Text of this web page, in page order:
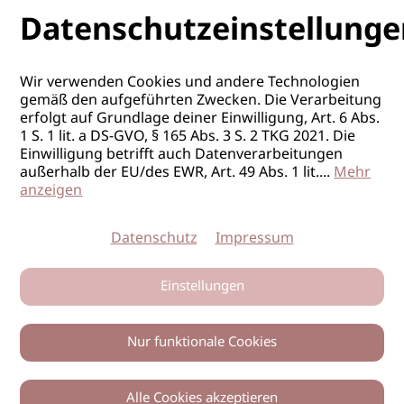
Wir verwenden Cookies und andere Technologien
gemäß den aufgeführten Zwecken. Die Verarbeitung
erfolgt auf Grundlage deiner Einwilligung, Art. 6 Abs.
1 S. 1 lit. a DS-GVO, § 165 Abs. 3 S. 2 TKG 2021. Die
Einwilligung betrifft auch Datenverarbeitungen
außerhalb der EU/des EWR, Art. 49 Abs. 1 lit....Mehr
anzeigen
Datenschutz Impressum
Einstellungen
Nur funktionale Cookies
Alle Cookies akzeptieren